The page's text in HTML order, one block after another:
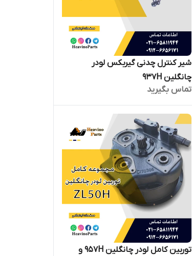
شیر کنترل چدنی گیربکس لودر
چانگلین 937H
تماس بگیرید
توربین کامل لودر چانگلین 957H و